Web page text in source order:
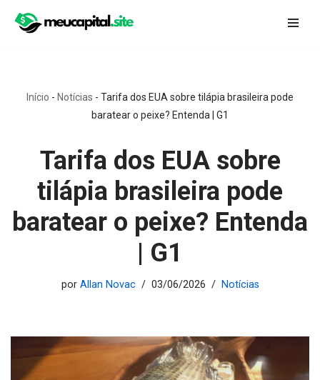
conteúdo
Início - Notícias - Tarifa dos EUA sobre tilápia brasileira pode
baratear o peixe? Entenda | G1
Tarifa dos EUA sobre
tilápia brasileira pode
baratear o peixe? Entenda
| G1
por Allan Novac 03/06/2026 Notícias